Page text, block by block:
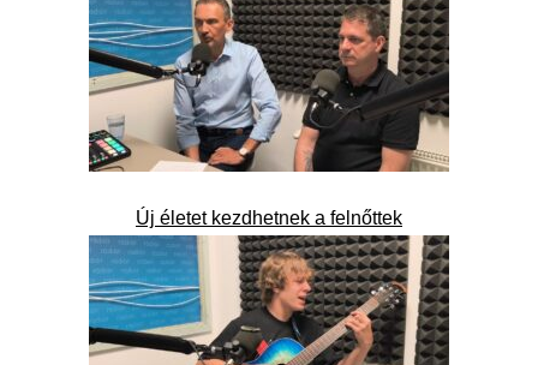
Új életet kezdhetnek a felnőttek